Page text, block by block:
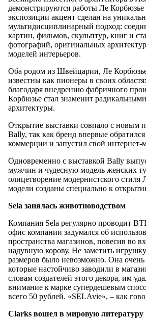
демонстрируются работы Ле Корбюзье
экспозиции акцент сделан на
мультидисциплинарный подход:
картин, фильмов, скульптур, книг и
фотографий, оригинальных
моделей интерьеров.
Оба родом из Швейцарии, Ле
известны как пионеры в своих
благодаря внедрению фабричного
Корбюзье стал знаменит
архитектуры.
Открытие выставки совпало с новым
Bally, так как бренд впервые
коммерции и запустил свой интернет-
Одновременно с выставкой Bally
мужчин и чудесную модель женских
олицетворение модернистского
модели созданы специально к
Sela занялась животноводством
Компания Sela регулярно проводит
офис компании задумался об
пространства магазинов, повесив во
надувную корову. Не заметить
размеров было невозможно. Она очень
которые настойчиво заводили в
словам создателей этого декора, им
внимание к марке супердешевым
всего 50 рублей. «SELAvie», – как
Clarks вошел в мировую литературу